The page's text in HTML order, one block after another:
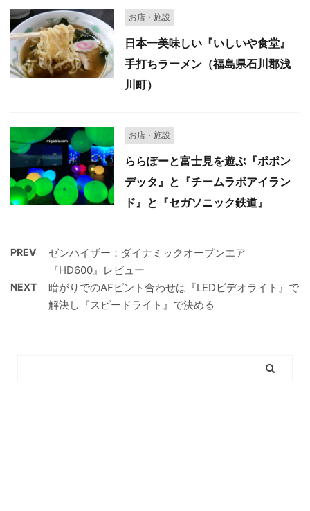
お店・施設
日本一美味しい『いしいや食堂』
手打ちラーメン（福島県石川郡浅
川町）
お店・施設
ららぽーと富士見を遊ぶ『ポポン
デッタ』と『チームラボアイラン
ド』と『セガソニック鉄道』
PREV
ゼンハイザー：ダイナミックオープンエア
『HD600』レビュー
NEXT
暗がりでのAFピント合わせは『LEDビデオライト』で
解決し『スピードライト』で決める